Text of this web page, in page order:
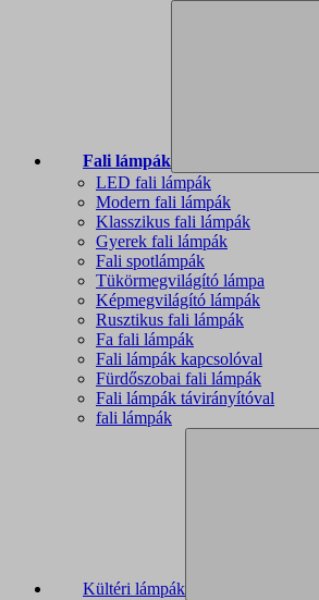
Fali lámpák
LED fali lámpák
Modern fali lámpák
Klasszikus fali lámpák
Gyerek fali lámpák
Fali spotlámpák
Tükörmegvilágító lámpa
Képmegvilágító lámpák
Rusztikus fali lámpák
Fa fali lámpák
Fali lámpák kapcsolóval
Fürdőszobai fali lámpák
Fali lámpák távirányítóval
fali lámpák
Kültéri lámpák